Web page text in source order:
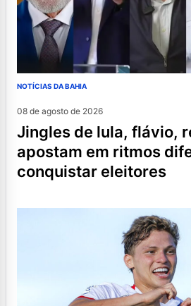
NOTÍCIAS DA BAHIA
08 de agosto de 2026
jingles de lula, flávio, renan e caiado
apostam em ritmos
conquistar eleitores